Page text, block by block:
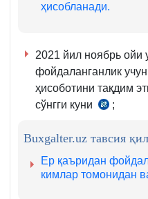
ҳисобланади.
2021 йил ноябрь ойи
фойдаланганлик
ҳисоботини тақдим
сўнгги куни
СК
м.
3-
4-
;
Buxgalter.uz тавсия
Ер қаъридан
кимлар томонидан